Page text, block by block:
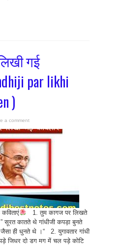
गई
par likhi
)
a comment
1. तुम कागज पर लिखते
” सूरत कातते थे गांधीजी कपड़ा बुनते
ही धुनते थे ।“ 2. युगावतार गांधी
पड़े जिधर दो डग मग में चल पड़े कोटि